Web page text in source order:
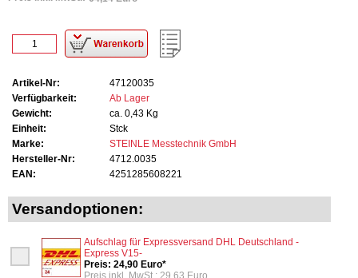
Artikel-Nr:
47120035
Verfügbarkeit:
Ab Lager
Gewicht:
ca. 0,43 Kg
Einheit:
Stck
Marke:
STEINLE Messtechnik GmbH
Hersteller-Nr:
4712.0035
EAN:
4251285608221
Versandoptionen:
Aufschlag für Expressversand DHL Deutschland -
Express V15-
Preis: 24,90 Euro*